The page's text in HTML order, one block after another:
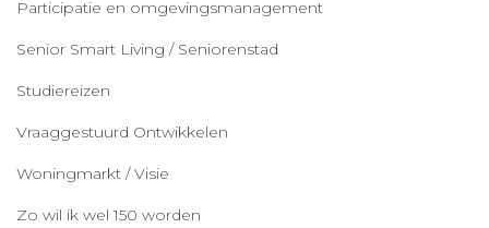
Participatie en omgevingsmanagement
Senior Smart Living / Seniorenstad
Studiereizen
Vraaggestuurd Ontwikkelen
Woningmarkt / Visie
Zo wil ik wel 150 worden